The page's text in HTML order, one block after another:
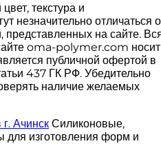
текстура и
незначительно отличаться
представленных на сайте.
oma-polymer.com носит
публичной офертой в
437 ГК РФ. Убедительно
наличие желаемых
Ачинск Силиконовые,
для изготовления форм и